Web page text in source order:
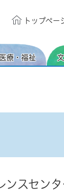
トップペー
療・福祉
スセン